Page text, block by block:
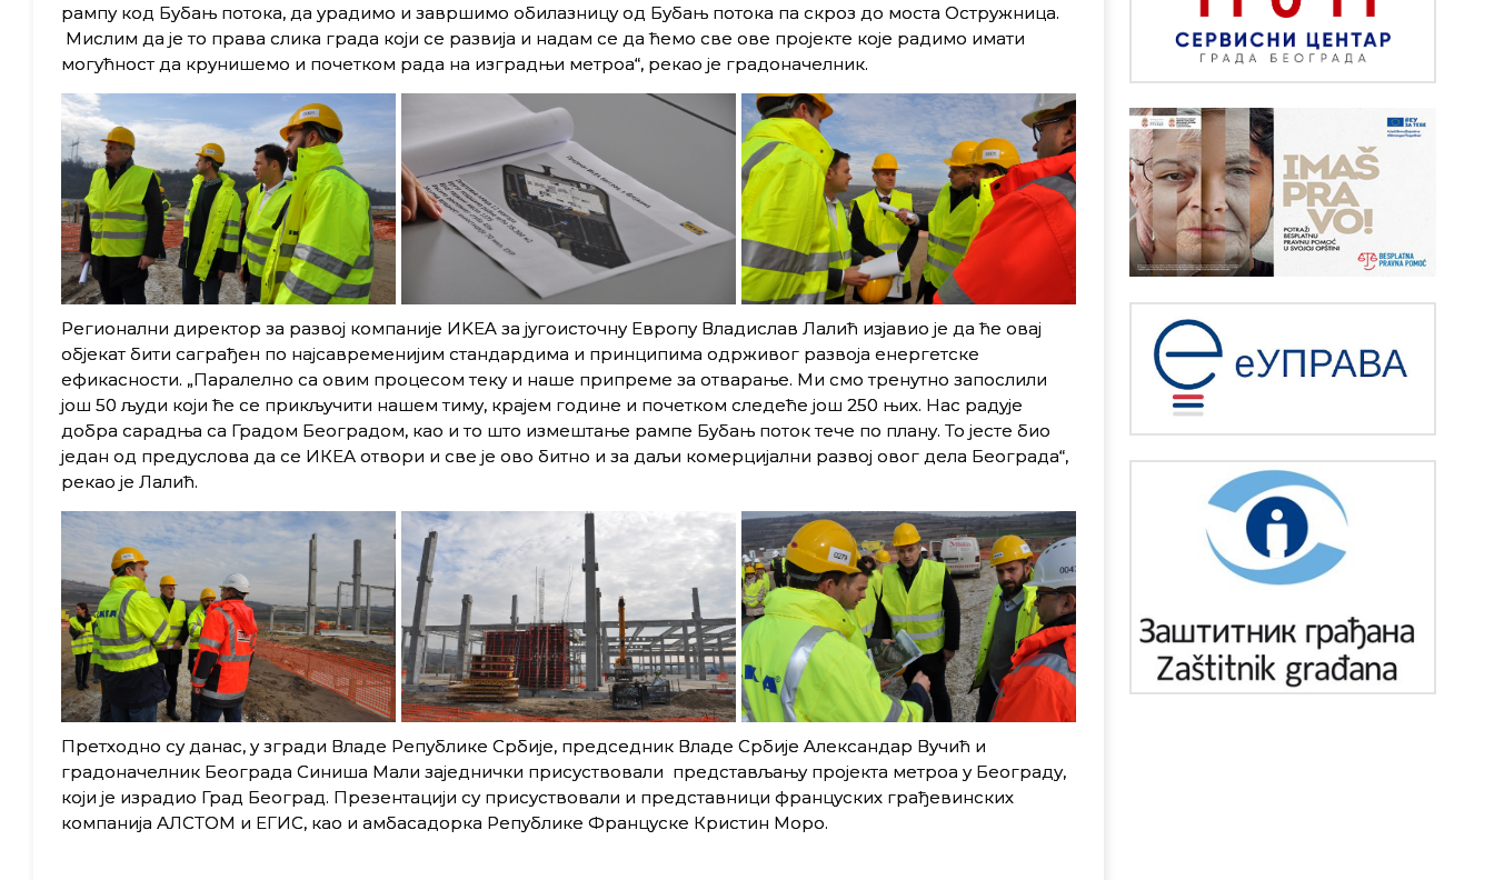
рампу код Бубањ потока, да урадимо и завршимо обилазницу од Бубањ потока па скроз до моста Остружница.
Мислим да је то права слика града који се развија и надам се да ћемо све ове пројекте које радимо имати
могућност да крунишемо и почетком рада на изградњи метроа“, рекао је градоначелник.
Регионални директор за развој компаније ИKEA за југоисточну Европу Владислав Лалић изјавио је да ће овај
објекат бити саграђен по најсавременијим стандардима и принципима одрживог развоја енергетске
ефикасности. „Паралелно са овим процесом теку и наше припреме за отварање. Ми смо тренутно запослили
још 50 људи који ће се прикључити нашем тиму, крајем године и почетком следеће још 250 њих. Нас радује
добра сарадња са Градом Београдом, као и то што измештање рампе Бубањ поток тече по плану. То јесте био
један од предуслова да се ИКЕА отвори и све је ово битно и за даљи комерцијални развој овог дела Београда“,
рекао је Лалић.
Претходно су данас, у згради Владе Републике Србије, прeдсeдник Влaдe Србиje Aлeксaндaр Вучић и
грaдoнaчeлник Бeoгрaдa Синишa Maли заједнички присуствoвaли прeдстaвљaњу прojeктa мeтрoa у Бeoгрaду,
кojи je изрaдиo Грaд Бeoгрaд. Прeзeнтaциjи су присуствoвaли и прeдстaвници фрaнцуских грaђeвинских
кoмпaниja АЛСТОМ и ЕГИС, кao и aмбaсaдoркa Републике Фрaнцускe Кристин Moрo.